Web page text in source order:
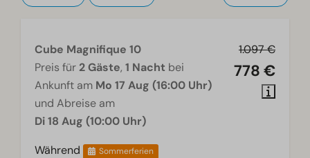
1.097 €
778 €
Cube Magnifique 10
Preis für 2 Gäste, 1 Nacht bei
Ankunft am Mo 17 Aug (16:00 Uhr)
und Abreise am
Di 18 Aug (10:00 Uhr)
Während
Sommerferien